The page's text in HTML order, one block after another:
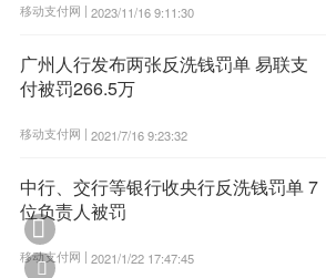
移动支付网 | 2023/11/16 9:11:30
广州人行发布两张反洗钱罚单 易联支
付被罚266.5万
移动支付网 | 2021/7/16 9:23:32
中行、交行等银行收央行反洗钱罚单 7
位负责人被罚
移动支付网 | 2021/1/22 17:47:45

